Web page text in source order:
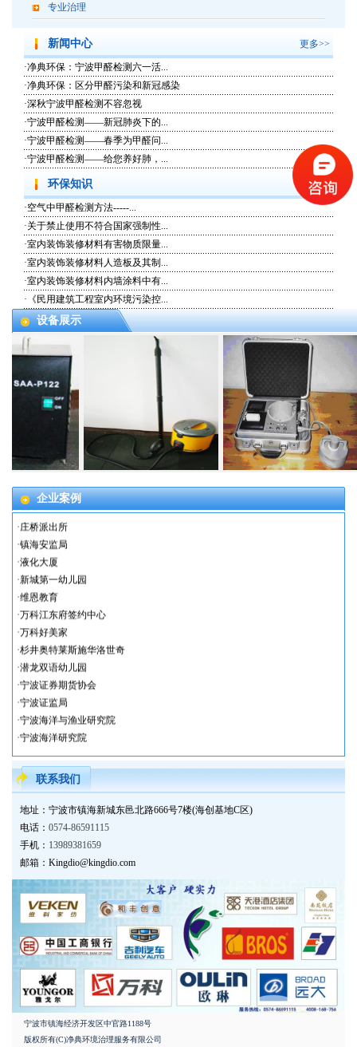
专业治理
新闻中心 更多>>
·净典环保：宁波甲醛检测六一活...
·净典环保：区分甲醛污染和新冠感染
·深秋宁波甲醛检测不容忽视
·宁波甲醛检测——新冠肺炎下的...
·宁波甲醛检测——春季为甲醛问...
·宁波甲醛检测——给您养好肺，...
环保知识 更多>>
·空气中甲醛检测方法-----...
·关于禁止使用不符合国家强制性...
·室内装饰装修材料有害物质限量...
·室内装饰装修材料人造板及其制...
·室内装饰装修材料内墙涂料中有...
· 《民用建筑工程室内环境污染控...
设备展示
企业案例
鄞州商会大厦
中铸信息科技有限公司
·舟山幼儿园
杭州湾奥特莱斯
宁波菁华创梦空间
宁波双桥社区
江东实验幼儿园
·三禾大厦办公室
·检测治理项目范围广
·庄桥中心小学
·庄桥派出所
·镇海安监局
·液化大厦
·新城第一幼儿园
·维恩教育
·万科江东府签约中心
·万科好美家
·杉井奥特莱斯施华洛世奇
·潜龙双语幼儿园
·宁波证券期货协会
·宁波证监局
·宁波海洋与渔业研究院
·宁波海洋研究院
·美的公园天下
联系我们
地址：宁波市镇海新城东邑北路666号7楼(海创基地C区)
电话： 0574-86591115
手机： 13989381659
邮箱：Kingdio@kingdio.com
宁波市镇海经济开发区中官路1188号
版权所有(C)净典环境治理服务有限公司